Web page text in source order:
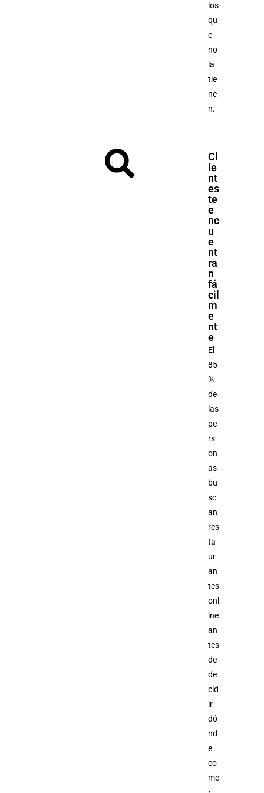
los
qu
e
no
la
tie
ne
n.
Cl
ie
nt
es
te
e
nc
u
e
nt
ra
n
fá
cil
m
e
nt
e
El
85
%
de
las
pe
rs
on
as
bu
sc
an
res
ta
ur
an
tes
onl
ine
an
tes
de
de
cid
ir
dó
nd
e
co
me